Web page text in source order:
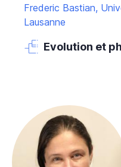
Frederic Bastian,
Lausanne
Evolution et